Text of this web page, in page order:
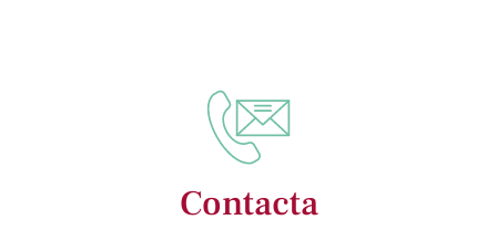
Contacta